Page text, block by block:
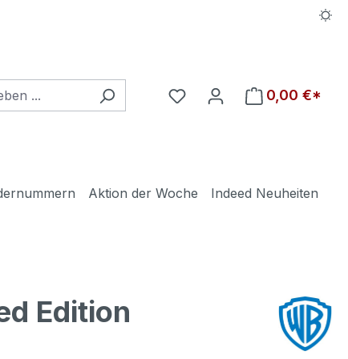
Du hast 0 Produkte auf
0,00 €*
Aktion der Woche
Indeed Neuheiten
Edition